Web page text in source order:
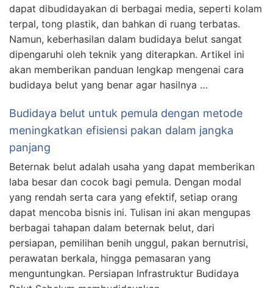
dapat dibudidayakan di berbagai media, seperti kolam
terpal, tong plastik, dan bahkan di ruang terbatas.
Namun, keberhasilan dalam budidaya belut sangat
dipengaruhi oleh teknik yang diterapkan. Artikel ini
akan memberikan panduan lengkap mengenai cara
budidaya belut yang benar agar hasilnya …
Budidaya belut untuk pemula dengan metode
meningkatkan efisiensi pakan dalam jangka
panjang
Beternak belut adalah usaha yang dapat memberikan
laba besar dan cocok bagi pemula. Dengan modal
yang rendah serta cara yang efektif, setiap orang
dapat mencoba bisnis ini. Tulisan ini akan mengupas
berbagai tahapan dalam beternak belut, dari
persiapan, pemilihan benih unggul, pakan bernutrisi,
perawatan berkala, hingga pemasaran yang
menguntungkan. Persiapan Infrastruktur Budidaya